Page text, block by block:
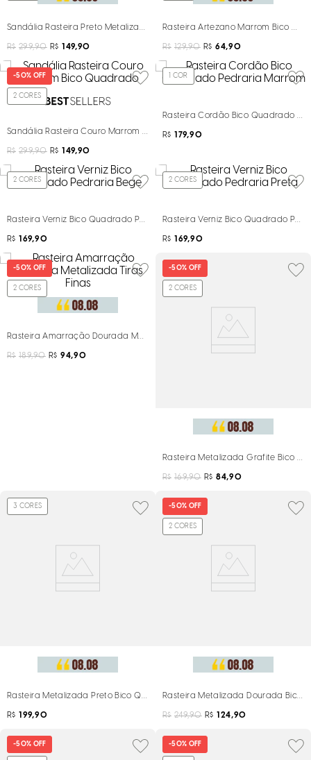
Sandália Rasteira Preto Metalizado Pedraria
R$ 299,90 R$ 149,90
Rasteira Artezano Marrom Bico
R$ 129,90 R$ 64,90
-50% OFF
2 CORES
Sandália Rasteira Couro Marrom Bico Quadrado
R$ 299,90 R$ 149,90
COR
Rasteira Cordão Bico Quadrado
R$ 179,90
2 CORES
Rasteira Verniz Bico Quadrado Pedraria Bege
R$ 169,90
2 CORES
Rasteira Verniz Bico Quadrado
R$ 169,90
-50% OFF
2 CORES
Rasteira Amarração Dourada Metalizada Tiras Finas
R$ 189,90 R$ 94,90
-50% OFF
2 CORES
Rasteira Metalizada Grafite Bico
R$ 169,90 R$ 84,90
3 CORES
Rasteira Metalizada Preto Bico Quadrado Brilho
R$ 199,90
-50% OFF
2 CORES
Rasteira Metalizada Dourada Bico
R$ 249,90 R$ 124,90
-50% OFF -50% OFF